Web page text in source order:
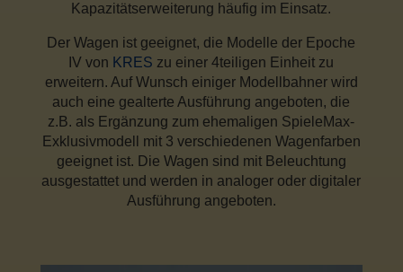
Kapazitätserweiterung häufig im Einsatz.
Der Wagen ist geeignet, die Modelle der Epoche
IV von KRES zu einer 4teiligen Einheit zu
erweitern. Auf Wunsch einiger Modellbahner wird
auch eine gealterte Ausführung angeboten, die
z.B. als Ergänzung zum ehemaligen SpieleMax-
Exklusivmodell mit 3 verschiedenen Wagenfarben
geeignet ist. Die Wagen sind mit Beleuchtung
ausgestattet und werden in analoger oder digitaler
Ausführung angeboten.